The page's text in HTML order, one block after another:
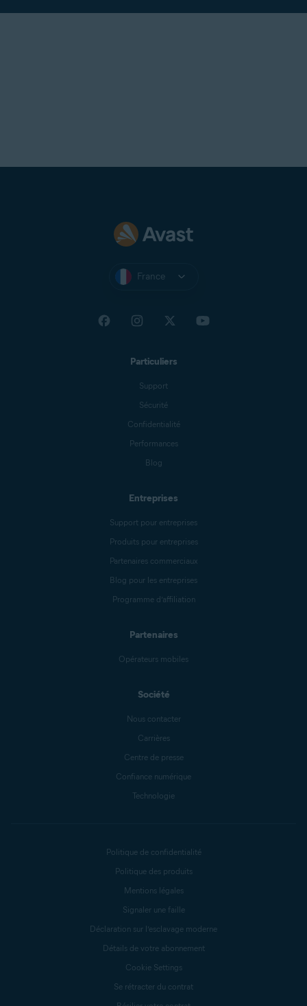
France
Particuliers
Support
Sécurité
Confidentialité
Performances
Blog
Entreprises
Support pour entreprises
Produits pour entreprises
Partenaires commerciaux
Blog pour les entreprises
Programme d’affiliation
Partenaires
Opérateurs mobiles
Société
Nous contacter
Carrières
Centre de presse
Confiance numérique
Technologie
Politique de confidentialité
Politique des produits
Mentions légales
Signaler une faille
Déclaration sur l’esclavage moderne
Détails de votre abonnement
Cookie Settings
Se rétracter du contrat